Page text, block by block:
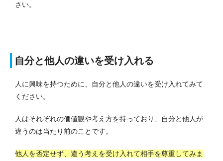
さい。
自分と他人の違いを受け入れる
人に興味を持つために、自分と他人の違いを受け入れてみて
ください。
人はそれぞれの価値観や考え方を持っており、自分と他人が
違うのは当たり前のことです。
他人を否定せず、違う考えを受け入れて相手を尊重してみま